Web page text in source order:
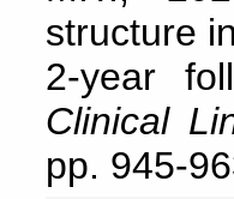
structure
2-year
Clinical
pp. 945-